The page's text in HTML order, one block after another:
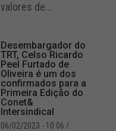
valores de...
Desembargador do
TRT, Celso Ricardo
Peel Furtado de
Oliveira é um dos
confirmados para a
Primeira Edição do
Conet&
Intersindical
06/02/2023 - 10:06 /